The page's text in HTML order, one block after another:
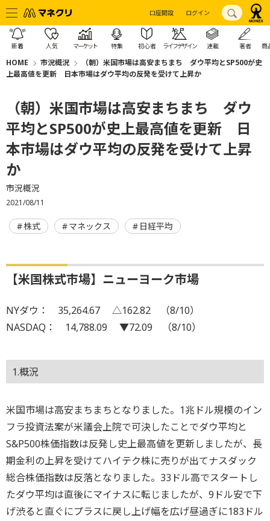
口座開設 ログイン
新着 人気 マーケット 特集 初心者 ライフデザイン 連載 著者 商
HOME 市況概況
（朝）米国市場は高安まちまち ダウ平均とSP500が史
上最高値を更新 日本市場はダウ平均の反発を受けて上昇か
（朝）米国市場は高安まちまち ダウ
平均とSP500が史上最高値を更新 日
本市場はダウ平均の反発を受けて上昇
か
市況概況
2021/08/11
株式 マネックス 日経平均
【米国株式市場】ニューヨーク市場
NYダウ： 35,264.67 △162.82 （8/10）
NASDAQ： 14,788.09 ▼72.09 （8/10）
1.概況
米国市場は高安まちまちとなりました。1兆ドル規模のイン
フラ投資法案が米議会上院で可決したことでダウ平均と
S&P500株価指数は反発し史上最高値を更新しましたが、長
期金利の上昇を受けてハイテク株に売りが出てナスダック
総合株価指数は反落となりました。33ドル高でスタートし
たダウ平均は直後にマイナスに転じましたが、9ドル安で下
げ渋ると直ぐにプラスに戻し上げ幅を広げ昼過ぎに183ドル